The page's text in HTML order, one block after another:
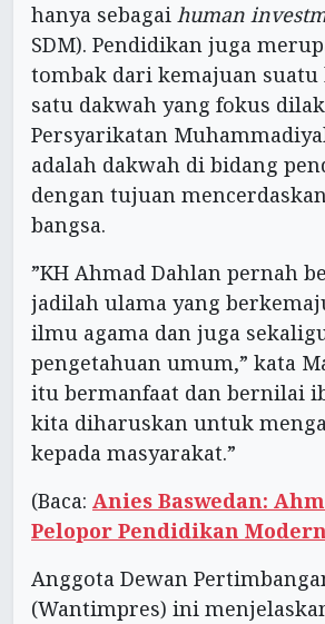
hanya sebagai human
SDM). Pendidikan juga
tombak dari kemajuan suatu
satu dakwah yang fokus
Persyarikatan
adalah dakwah di bidang
dengan tujuan
bangsa.
”KH Ahmad Dahlan pernah
jadilah ulama yang
ilmu agama dan juga
pengetahuan umum,” kata
itu bermanfaat dan bernilai
kita diharuskan untuk
kepada masyarakat.”
(Baca: Anies Baswedan:
Pelopor Pendidikan
Anggota Dewan
(Wantimpres) ini